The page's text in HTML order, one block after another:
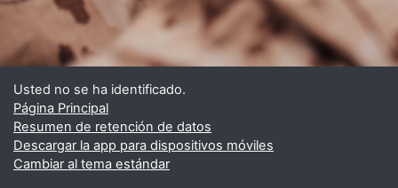
Usted no se ha identificado.
Página Principal
Resumen de retención de datos
Descargar la app para dispositivos móviles
Cambiar al tema estándar